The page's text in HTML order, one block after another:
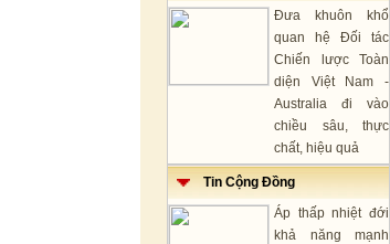
Đưa khuôn khổ
quan hệ Đối tác
Chiến lược Toàn
diện Việt Nam -
Australia đi vào
chiều sâu, thực
chất, hiệu quả
Tin Cộng Đồng
Áp thấp nhiệt đới
khả năng mạnh